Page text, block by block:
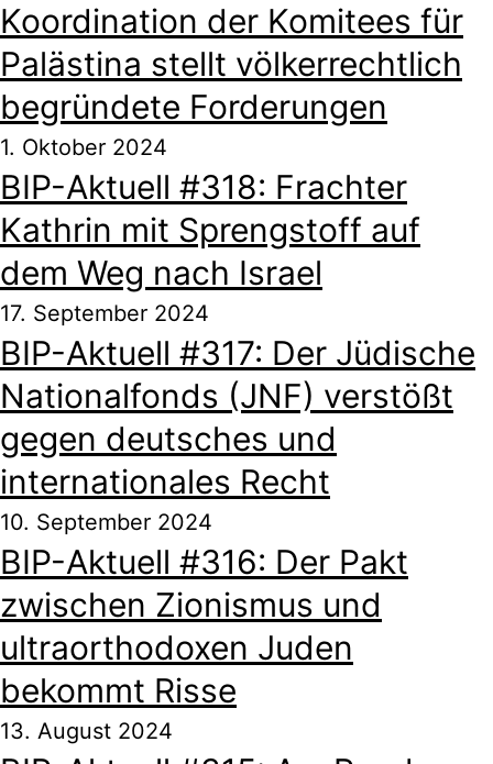
Koordination der Komitees für
Palästina stellt völkerrechtlich
begründete Forderungen
1. Oktober 2024
BIP-Aktuell #318: Frachter
Kathrin mit Sprengstoff auf
dem Weg nach Israel
17. September 2024
BIP-Aktuell #317: Der Jüdische
Nationalfonds (JNF) verstößt
gegen deutsches und
internationales Recht
10. September 2024
BIP-Aktuell #316: Der Pakt
zwischen Zionismus und
ultraorthodoxen Juden
bekommt Risse
13. August 2024